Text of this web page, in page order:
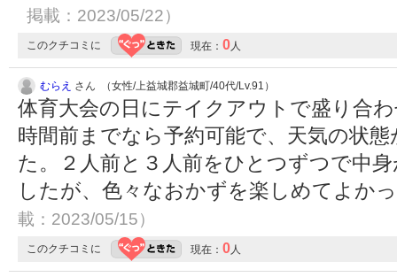
掲載：2023/05/22）
このクチコミに 現在： 0人
むらえ さん （女性/上益城郡益城町/40代/Lv.91）
体育大会の日にテイクアウトで盛り合
時間前までなら予約可能で、天気の状
た。２人前と３人前をひとつずつで中
したが、色々なおかずを楽しめてよか
載：2023/05/15）
このクチコミに 現在： 0人